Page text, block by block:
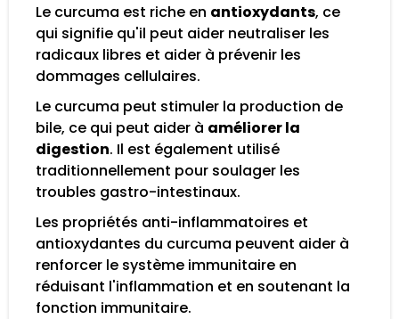
Le curcuma est riche en antioxydants, ce
qui signifie qu'il peut aider neutraliser les
radicaux libres et aider à prévenir les
dommages cellulaires.
Le curcuma peut stimuler la production de
bile, ce qui peut aider à améliorer la
digestion. Il est également utilisé
traditionnellement pour soulager les
troubles gastro-intestinaux.
Les propriétés anti-inflammatoires et
antioxydantes du curcuma peuvent aider à
renforcer le système immunitaire en
réduisant l'inflammation et en soutenant la
fonction immunitaire.